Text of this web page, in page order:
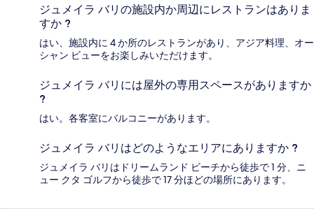
ジュメイラ バリの施設内か周辺にレストランはありま
すか ?
はい、施設内に 4 か所のレストランがあり、アジア料理、オー
シャン ビューをお楽しみいただけます。
ジュメイラ バリには屋外の専用スペースがありますか
?
はい。各客室にバルコニーがあります。
ジュメイラ バリはどのようなエリアにありますか ?
ジュメイラ バリはドリームランド ビーチから徒歩で 1 分、ニ
ュー クタ ゴルフから徒歩で 17 分ほどの場所にあります。